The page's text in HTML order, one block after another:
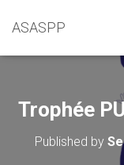
ASASPP
Trophée
Published by